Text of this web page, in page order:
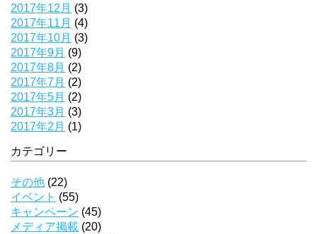
2017年12月 (3)
2017年11月 (4)
2017年10月 (3)
2017年9月 (9)
2017年8月 (2)
2017年7月 (2)
2017年5月 (2)
2017年3月 (3)
2017年2月 (1)
カテゴリー
その他 (22)
イベント (55)
キャンペーン (45)
メディア掲載 (20)